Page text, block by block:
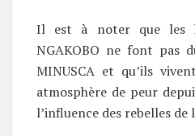
Il est à noter que les
NGAKOBO ne font pas
MINUSCA et qu’ils
atmosphère de peur
l’influence des rebelles de